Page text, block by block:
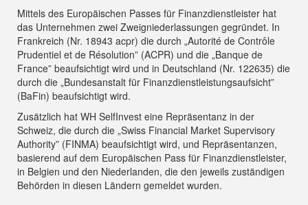
Mittels des Europäischen Passes für Finanzdienstleister hat
das Unternehmen zwei Zweigniederlassungen gegründet. In
Frankreich (Nr. 18943 acpr) die durch „Autorité de Contrôle
Prudentiel et de Résolution” (ACPR) und die „Banque de
France” beaufsichtigt wird und in Deutschland (Nr. 122635) die
durch die „Bundesanstalt für Finanzdienstleistungsaufsicht”
(BaFin) beaufsichtigt wird.
Zusätzlich hat WH SelfInvest eine Repräsentanz in der
Schweiz, die durch die „Swiss Financial Market Supervisory
Authority” (FINMA) beaufsichtigt wird, und Repräsentanzen,
basierend auf dem Europäischen Pass für Finanzdienstleister,
in Belgien und den Niederlanden, die den jeweils zuständigen
Behörden in diesen Ländern gemeldet wurden.